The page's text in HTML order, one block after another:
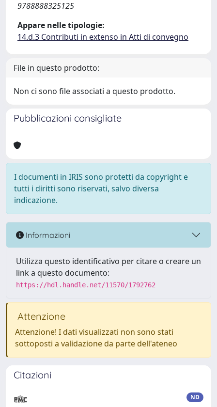
9788888325125
Appare nelle tipologie:
14.d.3 Contributi in extenso in Atti di convegno
File in questo prodotto:
Non ci sono file associati a questo prodotto.
Pubblicazioni consigliate
I documenti in IRIS sono protetti da copyright e
tutti i diritti sono riservati, salvo diversa
indicazione.
Informazioni
Utilizza questo identificativo per citare o creare un
link a questo documento:
https://hdl.handle.net/11570/1792762
Attenzione
Attenzione! I dati visualizzati non sono stati
sottoposti a validazione da parte dell'ateneo
Citazioni
ND